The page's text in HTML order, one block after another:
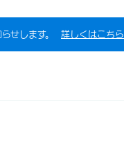
せします。 詳しくはこちら